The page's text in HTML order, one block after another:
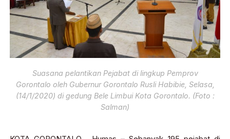
Suasana pelantikan Pejabat di lingkup Pemprov
Gorontalo oleh Gubernur Gorontalo Rusli Habibie, Selasa,
(14/1/2020) di gedung Bele Limbui Kota Gorontalo. (Foto :
Salman)